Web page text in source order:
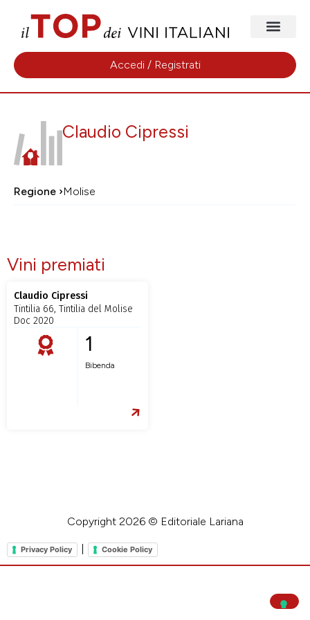
Accedi / Registrati
Claudio Cipressi
Regione ›Molise
Vini premiati
Claudio Cipressi
Tintilia 66, Tintilia del Molise
Doc 2020
1
Bibenda
Copyright 2026 © Editoriale Lariana
Privacy Policy Cookie Policy